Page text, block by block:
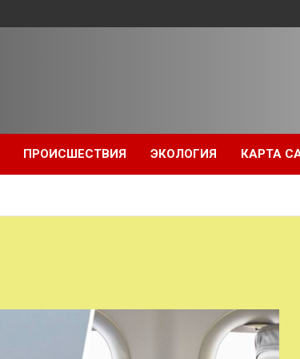
ПРОИСШЕСТВИЯ ЭКОЛОГИЯ КАРТА